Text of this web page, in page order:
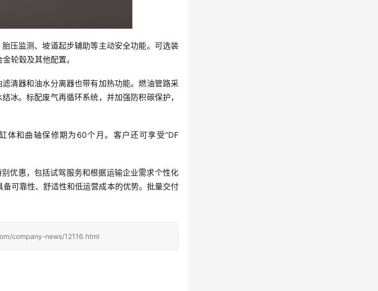
压监测、坡道起步辅助等主动安全功能。可选装
轮毂及其他配置。
清器和油水分离器也带有加热功能。燃油管路采
冰。标配废气再循环系统，并加强防积碳保护，
和曲轴保修期为60个月。客户还可享受“DF
优惠，包括试驾服务和根据运输企业需求个性化
可靠性、舒适性和低运营成本的优势。批量交付
company-news/12116.html